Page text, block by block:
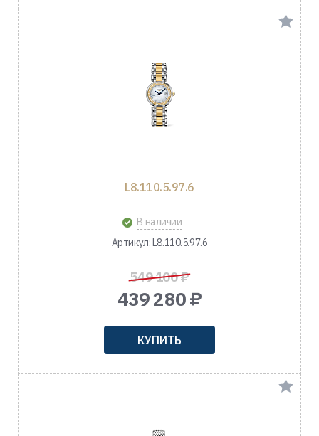
L8.110.5.97.6
В наличии
Артикул: L8.110.5.97.6
549 100 ₽
439 280 ₽
КУПИТЬ